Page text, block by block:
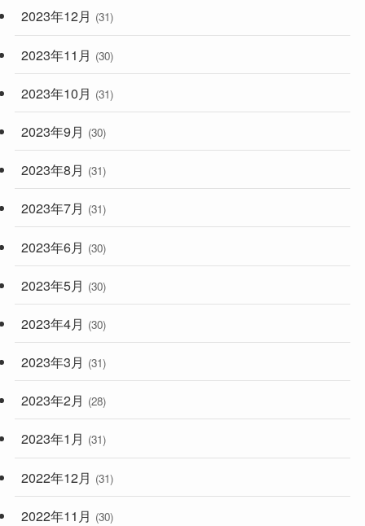
2023年12月 (31)
2023年11月 (30)
2023年10月 (31)
2023年9月 (30)
2023年8月 (31)
2023年7月 (31)
2023年6月 (30)
2023年5月 (30)
2023年4月 (30)
2023年3月 (31)
2023年2月 (28)
2023年1月 (31)
2022年12月 (31)
2022年11月 (30)